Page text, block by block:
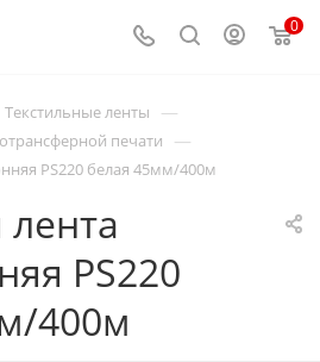
0
Текстильные ленты —
печати —
PS220 белая 45мм/400м
PS220
400м